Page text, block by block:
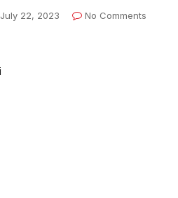
July 22, 2023
No Comments